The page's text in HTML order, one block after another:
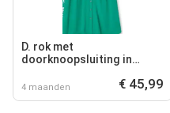
D. rok met
doorknoopsluiting in
lenzing, ecovero
4 maanden € 45,99